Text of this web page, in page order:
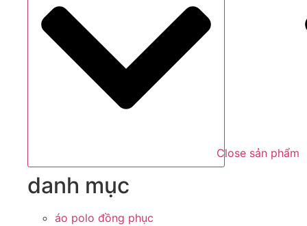
Close sản phẩm
danh mục
áo polo đồng phục